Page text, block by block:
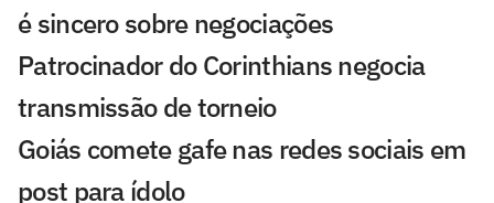
é sincero sobre negociações
Patrocinador do Corinthians negocia
transmissão de torneio
Goiás comete gafe nas redes sociais em
post para ídolo